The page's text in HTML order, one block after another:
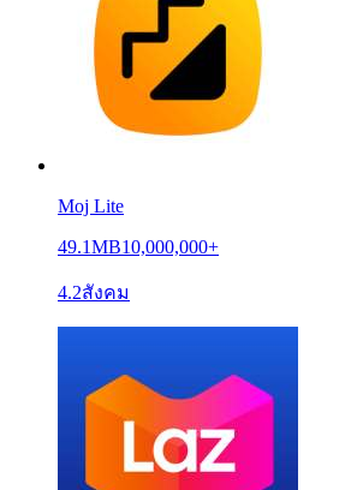
Moj Lite
49.1MB10,000,000+
4.2สังคม